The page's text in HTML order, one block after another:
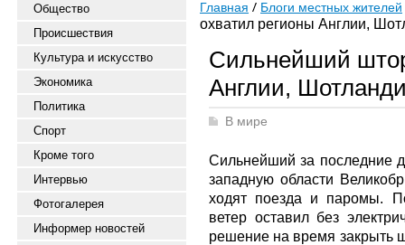
Общество
Происшествия
Культура и искусство
Экономика
Политика
Спорт
Кроме того
Интервью
Фотогалерея
Информер новостей
Главная Блоги местных жителей
охватил регионы Англии,
Сильнейший
Англии,
В мире
Сильнейший за последние
западную области
ходят поезда и паромы.
ветер оставил без
решение на время закрыть